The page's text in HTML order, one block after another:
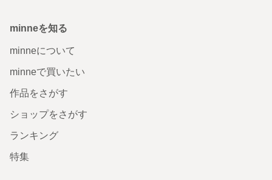
minneを知る
minneについて
minneで買いたい
作品をさがす
ショップをさがす
ランキング
特集